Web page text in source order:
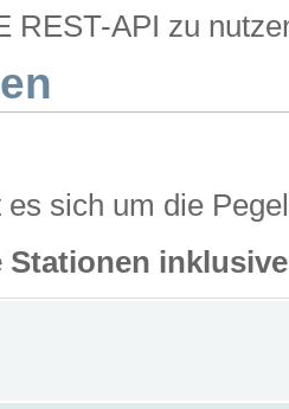
REST-API zu
es sich um die